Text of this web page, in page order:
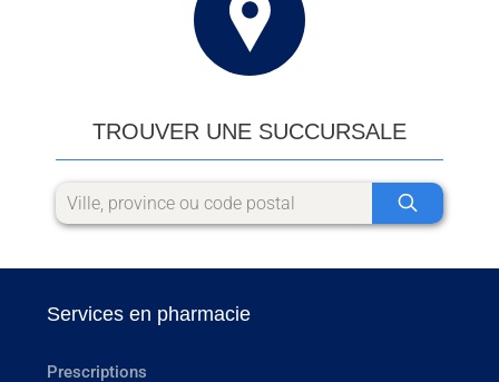
TROUVER UNE SUCCURSALE
Services en pharmacie
Prescriptions